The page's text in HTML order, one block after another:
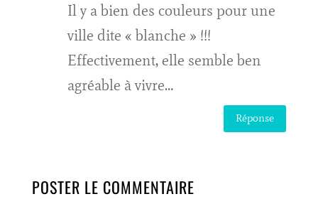
Il y a bien des couleurs pour une
ville dite « blanche » !!!
Effectivement, elle semble ben
agréable à vivre…
Réponse
POSTER LE COMMENTAIRE